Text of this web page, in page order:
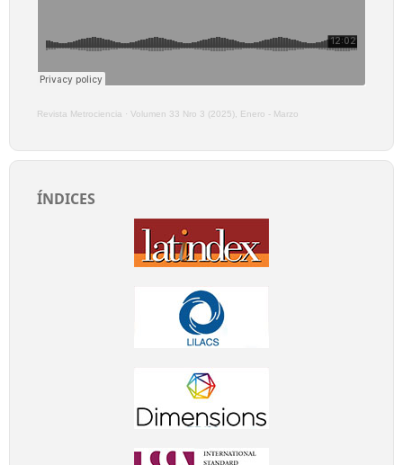
Revista Metrociencia · Volumen 33 Nro 3 (2025), Enero - Marzo
ÍNDICES